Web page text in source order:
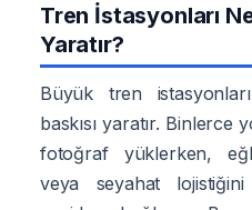
Tren İstasyonları
Yaratır?
Büyük tren
baskısı yaratır. Binlerce
fotoğraf yüklerken,
veya seyahat